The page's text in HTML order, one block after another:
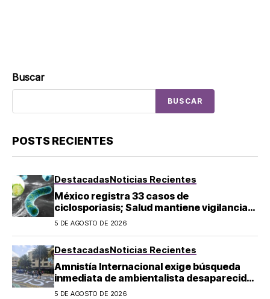
Buscar
BUSCAR
POSTS RECIENTES
DestacadasNoticias Recientes
México registra 33 casos de
ciclosporiasis; Salud mantiene vigilancia
epidemiológica
5 DE AGOSTO DE 2026
DestacadasNoticias Recientes
Amnistía Internacional exige búsqueda
inmediata de ambientalista desaparecido
en Michoacán
5 DE AGOSTO DE 2026